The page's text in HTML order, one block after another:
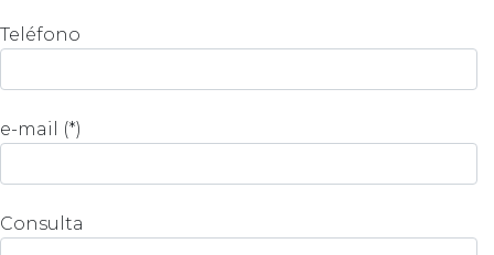
Teléfono
e-mail (*)
Consulta